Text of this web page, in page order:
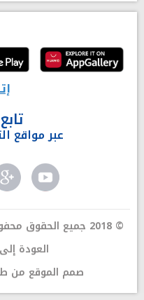
عبر مواقع
© 2018 جميع الحقوق محفوظة. راديو الجوهرة أف آم، تونس
العودة
صمم الموقع من